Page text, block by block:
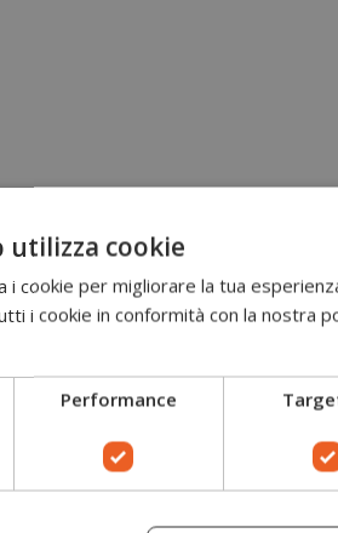
Scarponi antitaglio
Giacche forestali
utilizza cookie
cookie per migliorare la tua
i cookie in conformità con la nostra
Performance